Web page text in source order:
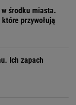
środku miasta.
przywołują
Ich zapach